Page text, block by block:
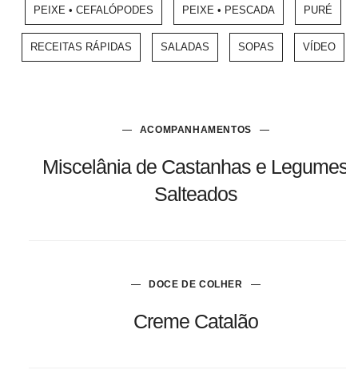
PEIXE • CEFALÓPODES PEIXE • PESCADA PURÉ
RECEITAS RÁPIDAS SALADAS SOPAS VÍDEO
ACOMPANHAMENTOS
Miscelânia de Castanhas e Legumes
Salteados
DOCE DE COLHER
Creme Catalão